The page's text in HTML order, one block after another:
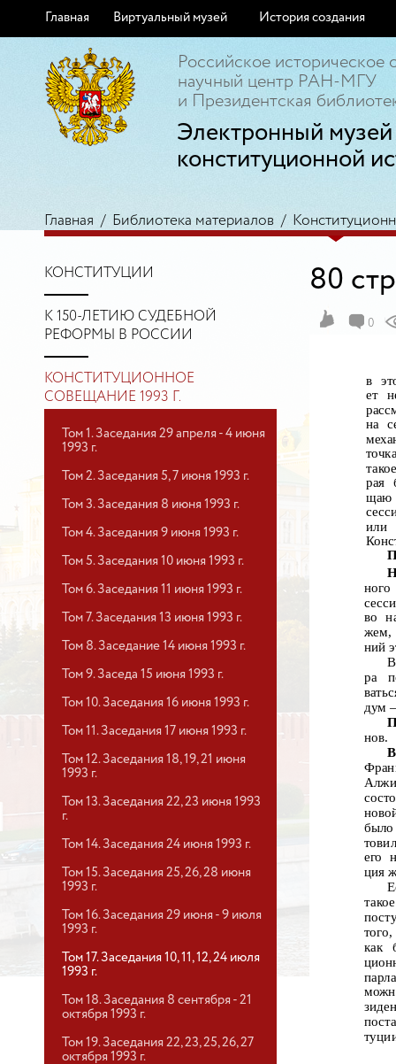
Главная Виртуальный музей История создания
Российское историческое
научный центр РАН-МГУ
и Президентская
Электронный музей
конституционной
Главная / Библиотека материалов /
КОНСТИТУЦИИ
К 150-ЛЕТИЮ СУДЕБНОЙ
РЕФОРМЫ В РОССИИ
КОНСТИТУЦИОННОЕ
СОВЕЩАНИЕ 1993 Г.
Том 1. Заседания 29 апреля - 4 июня
1993 г.
Том 2. Заседания 5, 7 июня 1993 г.
Том 3. Заседания 8 июня 1993 г.
Том 4. Заседания 9 июня 1993 г.
Том 5. Заседания 10 июня 1993 г.
Том 6. Заседания 11 июня 1993 г.
Том 7. Заседания 13 июня 1993 г.
Том 8. Заседание 14 июня 1993 г.
Том 9. Заседа 15 июня 1993 г.
Том 10. Заседания 16 июня 1993 г.
Том 11. Заседания 17 июня 1993 г.
Том 12. Заседания 18, 19, 21 июня
1993 г.
Том 13. Заседания 22, 23 июня 1993
г.
Том 14. Заседания 24 июня 1993 г.
Том 15. Заседания 25, 26, 28 июня
1993 г.
Том 16. Заседания 29 июня - 9 июля
1993 г.
Том 17. Заседания 10, 11, 12, 24 июля
1993 г.
Том 18. Заседания 8 сентября - 21
октября 1993 г.
Том 19. Заседания 22, 23, 25, 26, 27
октября 1993 г.
80
0
в
ет
на
рая
щаю
или
во
жем,
ний
ра
дум
нов.
его
ция
такое
того,
как